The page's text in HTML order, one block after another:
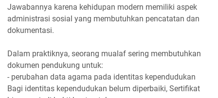
Jawabannya karena kehidupan modern memiliki aspek
administrasi sosial yang membutuhkan pencatatan dan
dokumentasi.
Dalam praktiknya, seorang mualaf sering membutuhkan
dokumen pendukung untuk:
- perubahan data agama pada identitas kependudukan
Bagi identitas kependudukan belum diperbaiki, Sertifikat